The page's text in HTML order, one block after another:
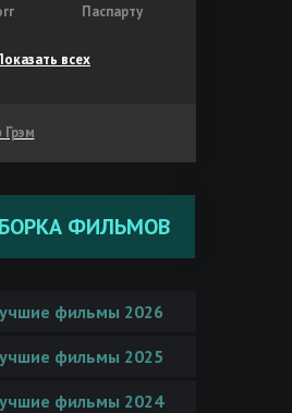
Паспарту
всех
ФИЛЬМОВ
фильмы 2026
фильмы 2025
фильмы 2024